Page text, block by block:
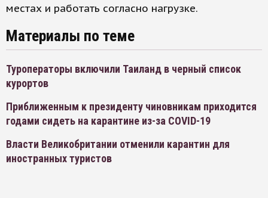
местах и работать согласно нагрузке.
Материалы по теме
Туроператоры включили Таиланд в черный список
курортов
Приближенным к президенту чиновникам приходится
годами сидеть на карантине из-за COVID-19
Власти Великобритании отменили карантин для
иностранных туристов